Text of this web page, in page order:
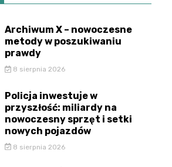
Archiwum X – nowoczesne
metody w poszukiwaniu
prawdy
8 sierpnia 2026
Policja inwestuje w
przyszłość: miliardy na
nowoczesny sprzęt i setki
nowych pojazdów
8 sierpnia 2026